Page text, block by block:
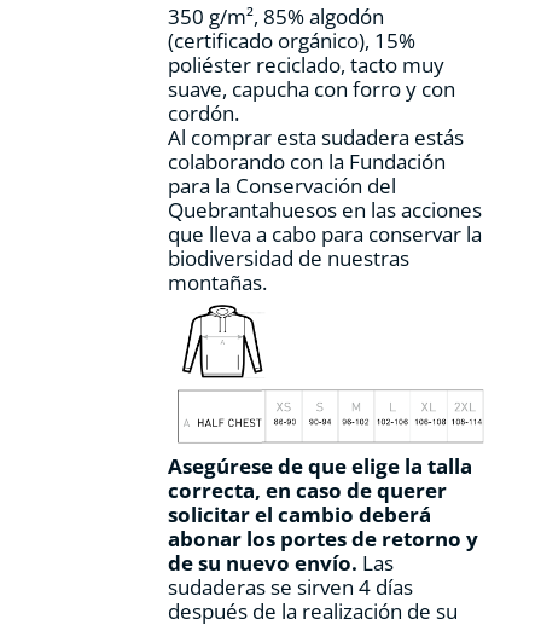
página
de
producto
350 g/m², 85% algodón
(certificado orgánico), 15%
poliéster reciclado, tacto muy
suave, capucha con forro y con
cordón.
Al comprar esta sudadera estás
colaborando con la Fundación
para la Conservación del
Quebrantahuesos en las acciones
que lleva a cabo para conservar la
biodiversidad de nuestras
montañas.
Asegúrese de que elige la talla
correcta, en caso de querer
solicitar el cambio deberá
abonar los portes de retorno y
de su nuevo envío. Las
sudaderas se sirven 4 días
después de la realización de su